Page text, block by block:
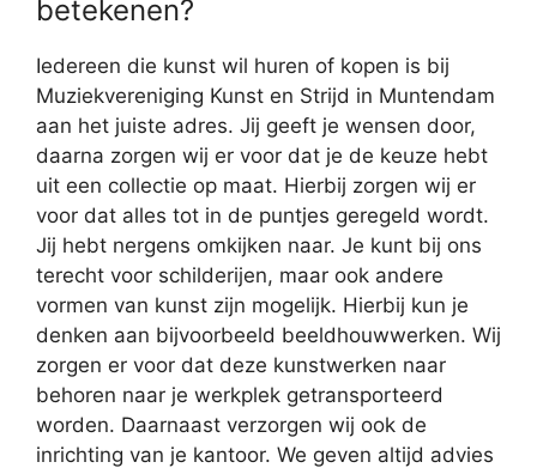
betekenen?
Iedereen die kunst wil huren of kopen is bij
Muziekvereniging Kunst en Strijd in Muntendam
aan het juiste adres. Jij geeft je wensen door,
daarna zorgen wij er voor dat je de keuze hebt
uit een collectie op maat. Hierbij zorgen wij er
voor dat alles tot in de puntjes geregeld wordt.
Jij hebt nergens omkijken naar. Je kunt bij ons
terecht voor schilderijen, maar ook andere
vormen van kunst zijn mogelijk. Hierbij kun je
denken aan bijvoorbeeld beeldhouwwerken. Wij
zorgen er voor dat deze kunstwerken naar
behoren naar je werkplek getransporteerd
worden. Daarnaast verzorgen wij ook de
inrichting van je kantoor. We geven altijd advies